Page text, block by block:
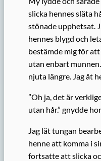
slicka hennes släta
stönade upphetsat.
hennes blygd och
bestämde mig för
utan enbart
njuta längre. Jag åt
”Oh ja, det är
utan hår.” gnydde
Jag lät tungan
henne att komma i
fortsatte att slicka